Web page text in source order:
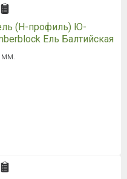
(H-профиль) Ю-
Ель Балтийская